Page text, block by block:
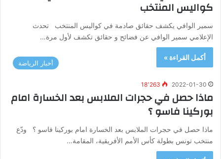
كواليس المنتخب
سمير الوافي يكشف حقائق صادمة في كواليس المنتخب تحدث
الإعلامي سمير الوافي عن فضائح و حقائق تكشف لأول مرة…
أكمل القراءة »
أخبار الرياضة
2022-01-30 18٬263
ماذا حصل في حجرات الملابس بعد الخسارة امام
بوركينا فاسو ؟
ماذا حصل في حجرات الملابس بعد الخسارة امام بوركينا فاسو ؟ ودّع
منتخب تونس بطولة كأس الأمم الأفريقية، المقامة…